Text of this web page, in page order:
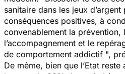
sanitaire dans les jeux
conséquences positives, à
convenablement la prévention,
l’accompagnement et le
de comportement addictif ",
De même, bien que l’Etat